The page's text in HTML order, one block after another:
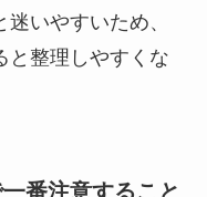
いやすいため、
と整理しやすくな
番注意すること